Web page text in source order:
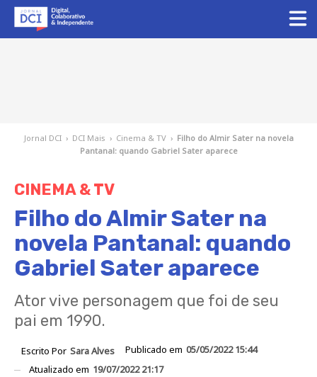
Jornal DCI › DCI Mais › Cinema & TV › Filho do Almir Sater na novela
Pantanal: quando Gabriel Sater aparece
CINEMA & TV
Filho do Almir Sater na
novela Pantanal: quando
Gabriel Sater aparece
Ator vive personagem que foi de seu
pai em 1990.
Escrito Por Sara Alves Publicado em 05/05/2022 15:44
Atualizado em 19/07/2022 21:17